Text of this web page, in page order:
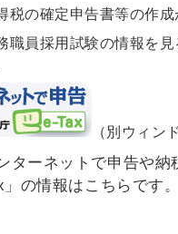
税の確定申告書等の作成
職員採用試験の情報を見
（別ウィン
ターネットで申告や納
」の情報はこちらです。